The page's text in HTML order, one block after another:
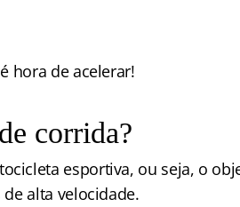
hora de acelerar!
corrida?
esportiva, ou seja, o
alta velocidade.